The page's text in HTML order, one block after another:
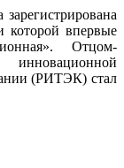
которой впервые
Отцом-
(РИТЭК) стал